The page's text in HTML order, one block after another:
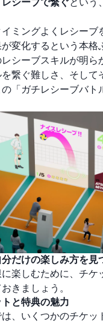
シーブで繋ぐという
ミングよくレシーブ
変化するという本格
シーブスキルが明ら
繋ぐ難しさ、そして
「ガチレシーブバト
だけの楽しみ方を見
楽しむために、チケ
きましょう。
と特典の魅力
、いくつかのチケッ